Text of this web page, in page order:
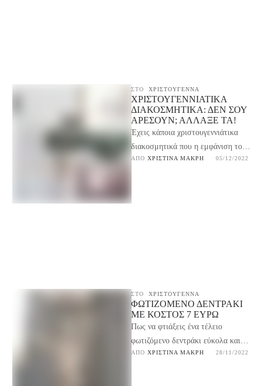
ΣΤΟ ΧΡΙΣΤΟΥΓΕΝΝΑ
ΧΡΙΣΤΟΥΓΕΝΝΙΆΤΙΚΑ
ΔΙΑΚΟΣΜΗΤΙΚΆ: ΔΕΝ ΣΟΥ
ΑΡΈΣΟΥΝ; ΆΛΛΑΞΕ ΤΑ!
Έχεις κάποια χριστουγεννιάτικα
διακοσμητικά που η εμφάνιση τους
δεν ταιριάζει με την διακόσμηση
ΑΠΌ ΧΡΙΣΤΊΝΑ ΜΑΚΡΉ 05/12/2022
ΣΤΟ ΧΡΙΣΤΟΥΓΕΝΝΑ
ΦΩΤΙΖΌΜΕΝΟ ΔΕΝΤΡΆΚΙ
ΜΕ ΚΌΣΤΟΣ 7 ΕΥΡΏ
Πως να φτιάξεις ένα τέλειο
φωτιζόμενο δεντράκι εύκολα και
γρήγορα και με κόστος μόνο 7
ΑΠΌ ΧΡΙΣΤΊΝΑ ΜΑΚΡΉ 28/11/2022